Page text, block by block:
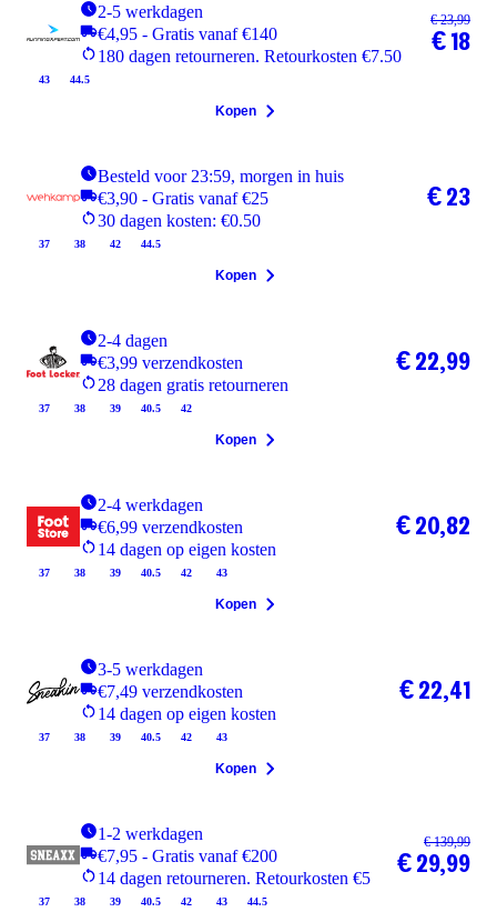
2-5 werkdagen
€4,95 - Gratis vanaf €140
180 dagen retourneren. Retourkosten €7.50
43 44.5
€ 23,99
€ 18
Kopen
Besteld voor 23:59, morgen in huis
€3,90 - Gratis vanaf €25
30 dagen kosten: €0.50
37 38 42 44.5
€ 23
Kopen
2-4 dagen
€3,99 verzendkosten
28 dagen gratis retourneren
37 38 39 40.5 42
€ 22,99
Kopen
2-4 werkdagen
€6,99 verzendkosten
14 dagen op eigen kosten
37 38 39 40.5 42 43
€ 20,82
Kopen
3-5 werkdagen
€7,49 verzendkosten
14 dagen op eigen kosten
37 38 39 40.5 42 43
€ 22,41
Kopen
1-2 werkdagen
€7,95 - Gratis vanaf €200
14 dagen retourneren. Retourkosten €5
37 38 39 40.5 42 43 44.5
€ 139,99
€ 29,99